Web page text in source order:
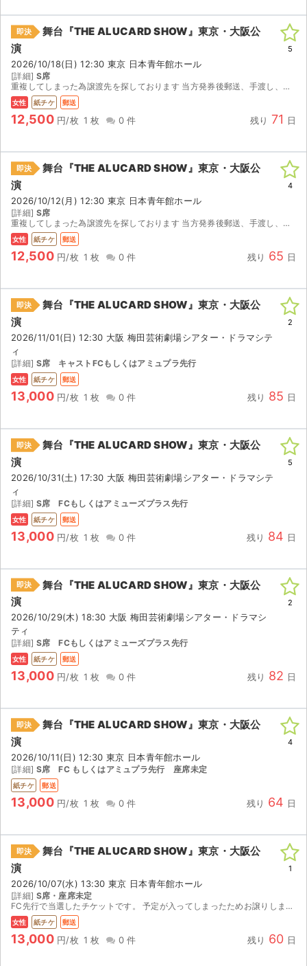
即決
舞台『THE ALUCARD SHOW』東京・大阪公
演
2026/10/18(日) 12:30 東京 日本青年館ホール
[詳細] S席
重複してしまった為譲渡先を探しております 当方発券後郵送、手渡し、発券番号をお伝えし機械で発券頂く などお渡し方法はご相談承ります 多少でしたらお値引きも致します。
女性 紙チケ 郵送
12,500 円/枚 1 枚 0 件 残り 71 日
5
即決
舞台『THE ALUCARD SHOW』東京・大阪公
演
2026/10/12(月) 12:30 東京 日本青年館ホール
[詳細] S席
重複してしまった為譲渡先を探しております 当方発券後郵送、手渡し、発券番号をお伝えし機械で発券頂く などお渡し方法はご相談承ります 多少でしたらお値引きも致します。
女性 紙チケ 郵送
12,500 円/枚 1 枚 0 件 残り 65 日
4
即決
舞台『THE ALUCARD SHOW』東京・大阪公
演
2026/11/01(日) 12:30 大阪 梅田芸術劇場シアター・ドラマシテ
ィ
[詳細] S席 キャストFCもしくはアミュプラ先行
女性 紙チケ 郵送
13,000 円/枚 1 枚 0 件 残り 85 日
2
即決
舞台『THE ALUCARD SHOW』東京・大阪公
演
2026/10/31(土) 17:30 大阪 梅田芸術劇場シアター・ドラマシテ
ィ
[詳細] S席 FCもしくはアミューズプラス先行
女性 紙チケ 郵送
13,000 円/枚 1 枚 0 件 残り 84 日
5
即決
舞台『THE ALUCARD SHOW』東京・大阪公
演
2026/10/29(木) 18:30 大阪 梅田芸術劇場シアター・ドラマシ
ティ
[詳細] S席 FCもしくはアミューズプラス先行
女性 紙チケ 郵送
13,000 円/枚 1 枚 0 件 残り 82 日
2
即決
舞台『THE ALUCARD SHOW』東京・大阪公
演
2026/10/11(日) 12:30 東京 日本青年館ホール
[詳細] S席 FC もしくはアミュプラ先行 座席未定
紙チケ 郵送
13,000 円/枚 1 枚 0 件 残り 64 日
4
即決
舞台『THE ALUCARD SHOW』東京・大阪公
演
2026/10/07(水) 13:30 東京 日本青年館ホール
[詳細] S席・座席未定
FC先行で当選したチケットです。 予定が入ってしまったためお譲りします。 公演2週間前頃にレターパックにて発送を予定しております。
女性 紙チケ 郵送
13,000 円/枚 1 枚 0 件 残り 60 日
1